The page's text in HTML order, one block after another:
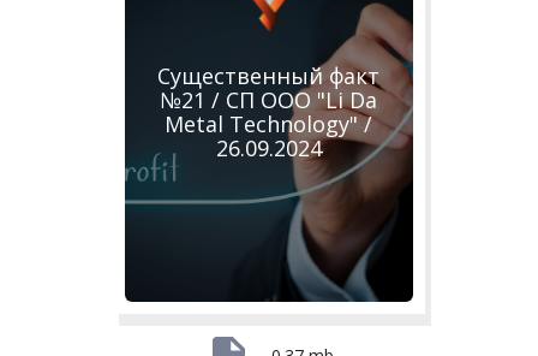
Существенный факт
№21 / СП ООО "Li Da
Metal Technology" /
26.09.2024